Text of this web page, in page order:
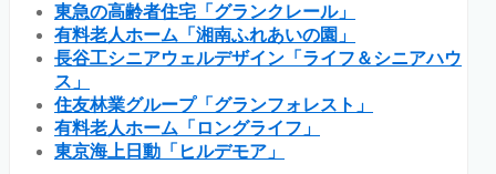
東急の高齢者住宅「グランクレール」
有料老人ホーム「湘南ふれあいの園」
長谷工シニアウェルデザイン「ライフ＆シニアハウ
ス」
住友林業グループ「グランフォレスト」
有料老人ホーム「ロングライフ」
東京海上日動「ヒルデモア」